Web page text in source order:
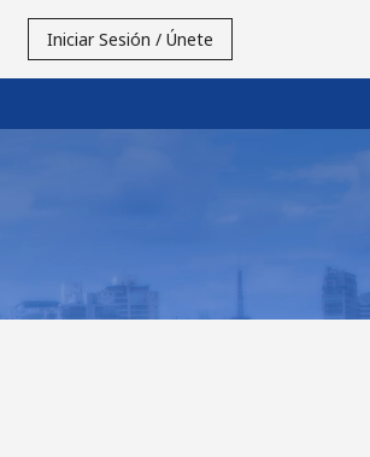
Iniciar Sesión / Únete